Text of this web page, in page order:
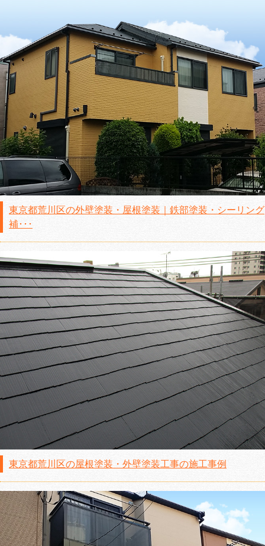
東京都荒川区の外壁塗装・屋根塗装｜鉄部塗装・シーリング
補･･･
東京都荒川区の屋根塗装・外壁塗装工事の施工事例